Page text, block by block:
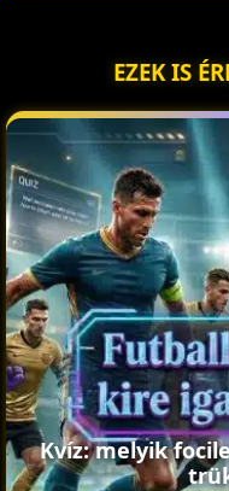
EZEK IS
Kvíz: melyik